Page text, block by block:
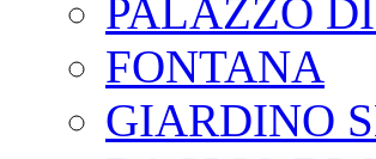
PALAZZO
FONTANA
GIARDINO